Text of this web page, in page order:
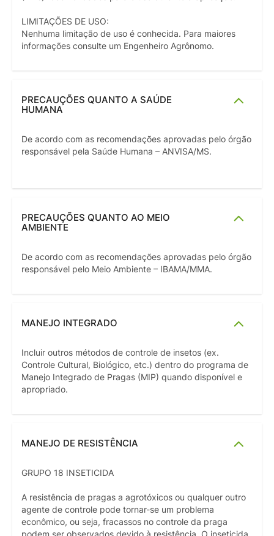
LIMITAÇÕES DE USO:
Nenhuma limitação de uso é conhecida. Para maiores
informações consulte um Engenheiro Agrônomo.
PRECAUÇÕES QUANTO A SAÚDE
HUMANA
De acordo com as recomendações aprovadas pelo órgão
responsável pela Saúde Humana – ANVISA/MS.
PRECAUÇÕES QUANTO AO MEIO
AMBIENTE
De acordo com as recomendações aprovadas pelo órgão
responsável pelo Meio Ambiente – IBAMA/MMA.
MANEJO INTEGRADO
Incluir outros métodos de controle de insetos (ex.
Controle Cultural, Biológico, etc.) dentro do programa de
Manejo Integrado de Pragas (MIP) quando disponível e
apropriado.
MANEJO DE RESISTÊNCIA
GRUPO 18 INSETICIDA
A resistência de pragas a agrotóxicos ou qualquer outro
agente de controle pode tornar-se um problema
econômico, ou seja, fracassos no controle da praga
podem ser observados devido à resistência. O inseticida